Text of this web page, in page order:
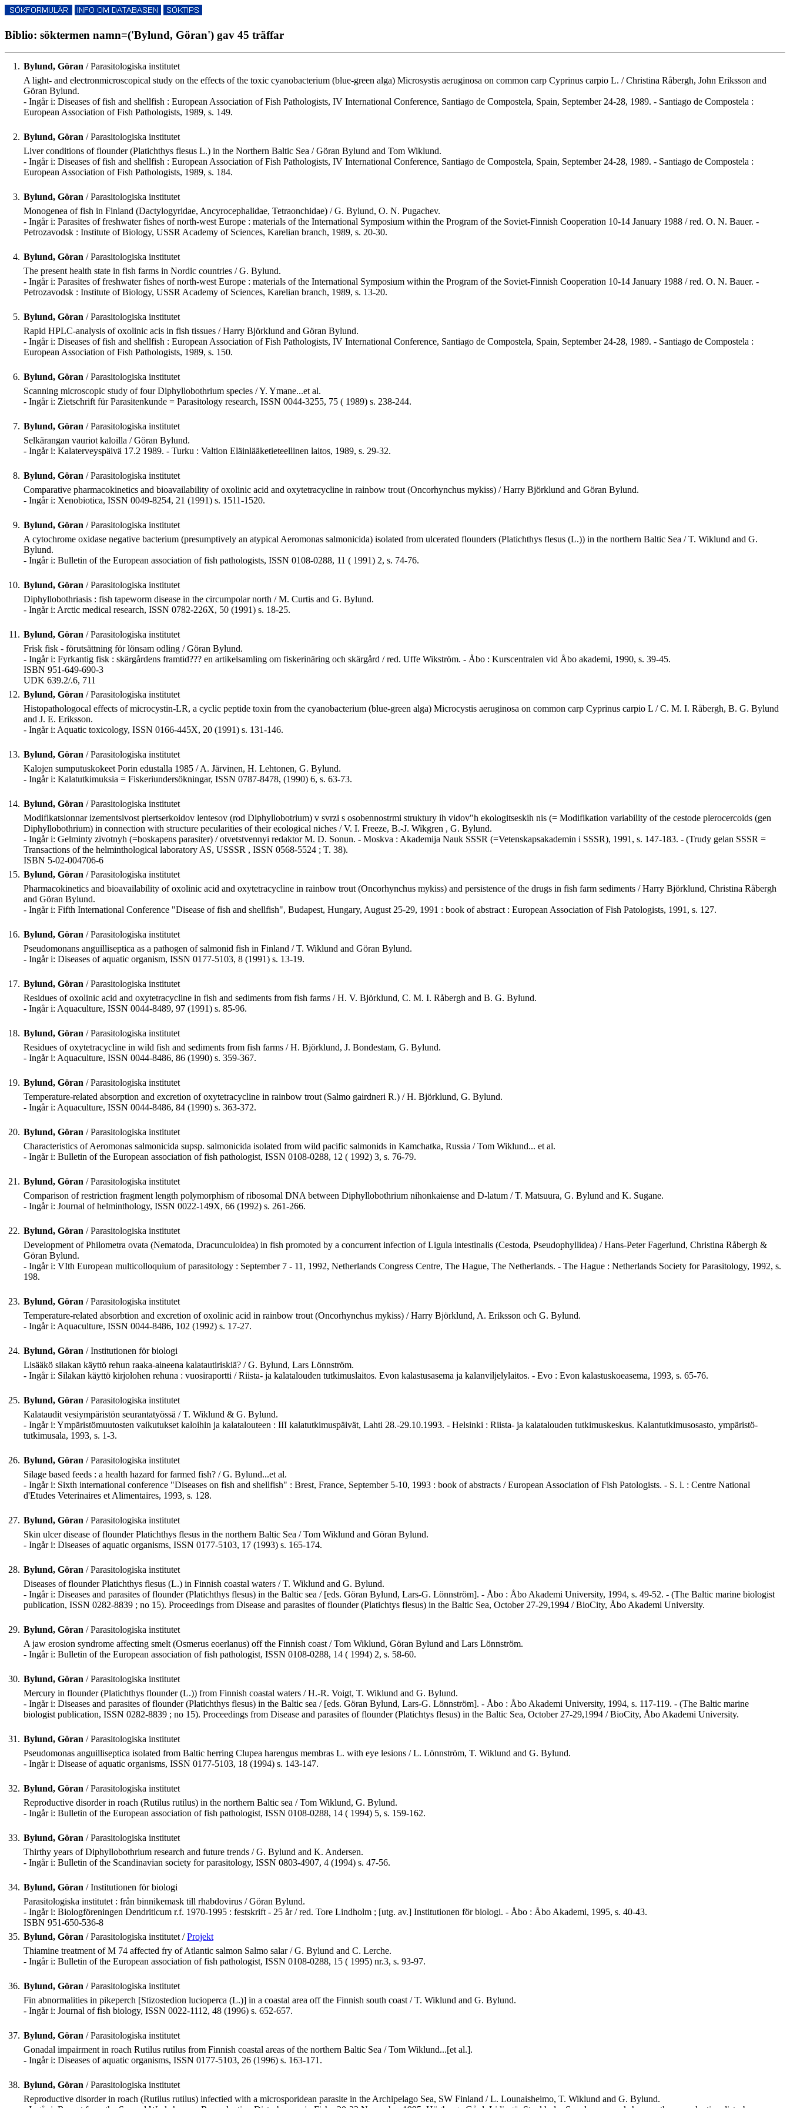
Biblio: söktermen namn=('Bylund, Göran') gav 45 träffar
1. Bylund, Göran / Parasitologiska institutet
A light- and electronmicroscopical study on the effects of the toxic cyanobacterium (blue-green alga) Microsystis aeruginosa on common carp Cyprinus carpio L. / Christina Råbergh, John Eriksson and
Göran Bylund.
- Ingår i: Diseases of fish and shellfish : European Association of Fish Pathologists, IV International Conference, Santiago de Compostela, Spain, September 24-28, 1989. - Santiago de Compostela :
European Association of Fish Pathologists, 1989, s. 149.
2. Bylund, Göran / Parasitologiska institutet
Liver conditions of flounder (Platichthys flesus L.) in the Northern Baltic Sea / Göran Bylund and Tom Wiklund.
- Ingår i: Diseases of fish and shellfish : European Association of Fish Pathologists, IV International Conference, Santiago de Compostela, Spain, September 24-28, 1989. - Santiago de Compostela :
European Association of Fish Pathologists, 1989, s. 184.
3. Bylund, Göran / Parasitologiska institutet
Monogenea of fish in Finland (Dactylogyridae, Ancyrocephalidae, Tetraonchidae) / G. Bylund, O. N. Pugachev.
- Ingår i: Parasites of freshwater fishes of north-west Europe : materials of the International Symposium within the Program of the Soviet-Finnish Cooperation 10-14 January 1988 / red. O. N. Bauer. -
Petrozavodsk : Institute of Biology, USSR Academy of Sciences, Karelian branch, 1989, s. 20-30.
4. Bylund, Göran / Parasitologiska institutet
The present health state in fish farms in Nordic countries / G. Bylund.
- Ingår i: Parasites of freshwater fishes of north-west Europe : materials of the International Symposium within the Program of the Soviet-Finnish Cooperation 10-14 January 1988 / red. O. N. Bauer. -
Petrozavodsk : Institute of Biology, USSR Academy of Sciences, Karelian branch, 1989, s. 13-20.
5. Bylund, Göran / Parasitologiska institutet
Rapid HPLC-analysis of oxolinic acis in fish tissues / Harry Björklund and Göran Bylund.
- Ingår i: Diseases of fish and shellfish : European Association of Fish Pathologists, IV International Conference, Santiago de Compostela, Spain, September 24-28, 1989. - Santiago de Compostela :
European Association of Fish Pathologists, 1989, s. 150.
6. Bylund, Göran / Parasitologiska institutet
Scanning microscopic study of four Diphyllobothrium species / Y. Ymane...et al.
- Ingår i: Zietschrift für Parasitenkunde = Parasitology research, ISSN 0044-3255, 75 ( 1989) s. 238-244.
7. Bylund, Göran / Parasitologiska institutet
Selkärangan vauriot kaloilla / Göran Bylund.
- Ingår i: Kalaterveyspäivä 17.2 1989. - Turku : Valtion Eläinlääketieteellinen laitos, 1989, s. 29-32.
8. Bylund, Göran / Parasitologiska institutet
Comparative pharmacokinetics and bioavailability of oxolinic acid and oxytetracycline in rainbow trout (Oncorhynchus mykiss) / Harry Björklund and Göran Bylund.
- Ingår i: Xenobiotica, ISSN 0049-8254, 21 (1991) s. 1511-1520.
9. Bylund, Göran / Parasitologiska institutet
A cytochrome oxidase negative bacterium (presumptively an atypical Aeromonas salmonicida) isolated from ulcerated flounders (Platichthys flesus (L.)) in the northern Baltic Sea / T. Wiklund and G.
Bylund.
- Ingår i: Bulletin of the European association of fish pathologists, ISSN 0108-0288, 11 ( 1991) 2, s. 74-76.
10. Bylund, Göran / Parasitologiska institutet
Diphyllobothriasis : fish tapeworm disease in the circumpolar north / M. Curtis and G. Bylund.
- Ingår i: Arctic medical research, ISSN 0782-226X, 50 (1991) s. 18-25.
11. Bylund, Göran / Parasitologiska institutet
Frisk fisk - förutsättning för lönsam odling / Göran Bylund.
- Ingår i: Fyrkantig fisk : skärgårdens framtid??? en artikelsamling om fiskerinäring och skärgård / red. Uffe Wikström. - Åbo : Kurscentralen vid Åbo akademi, 1990, s. 39-45.
ISBN 951-649-690-3
UDK 639.2/.6, 711
12. Bylund, Göran / Parasitologiska institutet
Histopathologocal effects of microcystin-LR, a cyclic peptide toxin from the cyanobacterium (blue-green alga) Microcystis aeruginosa on common carp Cyprinus carpio L / C. M. I. Råbergh, B. G. Bylund
and J. E. Eriksson.
- Ingår i: Aquatic toxicology, ISSN 0166-445X, 20 (1991) s. 131-146.
13. Bylund, Göran / Parasitologiska institutet
Kalojen sumputuskokeet Porin edustalla 1985 / A. Järvinen, H. Lehtonen, G. Bylund.
- Ingår i: Kalatutkimuksia = Fiskeriundersökningar, ISSN 0787-8478, (1990) 6, s. 63-73.
14. Bylund, Göran / Parasitologiska institutet
Modifikatsionnar izementsivost plertserkoidov lentesov (rod Diphyllobotrium) v svrzi s osobennostrmi struktury ih vidov"h ekologitseskih nis (= Modifikation variability of the cestode plerocercoids (gen
Diphyllobothrium) in connection with structure pecularities of their ecological niches / V. I. Freeze, B.-J. Wikgren , G. Bylund.
- Ingår i: Gelminty zivotnyh (=boskapens parasiter) / otvetstvennyi redaktor M. D. Sonun. - Moskva : Akademija Nauk SSSR (=Vetenskapsakademin i SSSR), 1991, s. 147-183. - (Trudy gelan SSSR =
Transactions of the helminthological laboratory AS, USSSR , ISSN 0568-5524 ; T. 38).
ISBN 5-02-004706-6
15. Bylund, Göran / Parasitologiska institutet
Pharmacokinetics and bioavailability of oxolinic acid and oxytetracycline in rainbow trout (Oncorhynchus mykiss) and persistence of the drugs in fish farm sediments / Harry Björklund, Christina Råbergh
and Göran Bylund.
- Ingår i: Fifth International Conference "Disease of fish and shellfish", Budapest, Hungary, August 25-29, 1991 : book of abstract : European Association of Fish Patologists, 1991, s. 127.
16. Bylund, Göran / Parasitologiska institutet
Pseudomonans anguilliseptica as a pathogen of salmonid fish in Finland / T. Wiklund and Göran Bylund.
- Ingår i: Diseases of aquatic organism, ISSN 0177-5103, 8 (1991) s. 13-19.
17. Bylund, Göran / Parasitologiska institutet
Residues of oxolinic acid and oxytetracycline in fish and sediments from fish farms / H. V. Björklund, C. M. I. Råbergh and B. G. Bylund.
- Ingår i: Aquaculture, ISSN 0044-8489, 97 (1991) s. 85-96.
18. Bylund, Göran / Parasitologiska institutet
Residues of oxytetracycline in wild fish and sediments from fish farms / H. Björklund, J. Bondestam, G. Bylund.
- Ingår i: Aquaculture, ISSN 0044-8486, 86 (1990) s. 359-367.
19. Bylund, Göran / Parasitologiska institutet
Temperature-related absorption and excretion of oxytetracycline in rainbow trout (Salmo gairdneri R.) / H. Björklund, G. Bylund.
- Ingår i: Aquaculture, ISSN 0044-8486, 84 (1990) s. 363-372.
20. Bylund, Göran / Parasitologiska institutet
Characteristics of Aeromonas salmonicida supsp. salmonicida isolated from wild pacific salmonids in Kamchatka, Russia / Tom Wiklund... et al.
- Ingår i: Bulletin of the European association of fish pathologist, ISSN 0108-0288, 12 ( 1992) 3, s. 76-79.
21. Bylund, Göran / Parasitologiska institutet
Comparison of restriction fragment length polymorphism of ribosomal DNA between Diphyllobothrium nihonkaiense and D-latum / T. Matsuura, G. Bylund and K. Sugane.
- Ingår i: Journal of helminthology, ISSN 0022-149X, 66 (1992) s. 261-266.
22. Bylund, Göran / Parasitologiska institutet
Development of Philometra ovata (Nematoda, Dracunculoidea) in fish promoted by a concurrent infection of Ligula intestinalis (Cestoda, Pseudophyllidea) / Hans-Peter Fagerlund, Christina Råbergh &
Göran Bylund.
- Ingår i: VIth European multicolloquium of parasitology : September 7 - 11, 1992, Netherlands Congress Centre, The Hague, The Netherlands. - The Hague : Netherlands Society for Parasitology, 1992, s.
198.
23. Bylund, Göran / Parasitologiska institutet
Temperature-related absorbtion and excretion of oxolinic acid in rainbow trout (Oncorhynchus mykiss) / Harry Björklund, A. Eriksson och G. Bylund.
- Ingår i: Aquaculture, ISSN 0044-8486, 102 (1992) s. 17-27.
24. Bylund, Göran / Institutionen för biologi
Lisääkö silakan käyttö rehun raaka-aineena kalatautiriskiä? / G. Bylund, Lars Lönnström.
- Ingår i: Silakan käyttö kirjolohen rehuna : vuosiraportti / Riista- ja kalatalouden tutkimuslaitos. Evon kalastusasema ja kalanviljelylaitos. - Evo : Evon kalastuskoeasema, 1993, s. 65-76.
25. Bylund, Göran / Parasitologiska institutet
Kalataudit vesiympäristön seurantatyössä / T. Wiklund & G. Bylund.
- Ingår i: Ympäristömuutosten vaikutukset kaloihin ja kalatalouteen : III kalatutkimuspäivät, Lahti 28.-29.10.1993. - Helsinki : Riista- ja kalatalouden tutkimuskeskus. Kalantutkimusosasto, ympäristö-
tutkimusala, 1993, s. 1-3.
26. Bylund, Göran / Parasitologiska institutet
Silage based feeds : a health hazard for farmed fish? / G. Bylund...et al.
- Ingår i: Sixth international conference "Diseases on fish and shellfish" : Brest, France, September 5-10, 1993 : book of abstracts / European Association of Fish Patologists. - S. l. : Centre National
d'Etudes Veterinaires et Alimentaires, 1993, s. 128.
27. Bylund, Göran / Parasitologiska institutet
Skin ulcer disease of flounder Platichthys flesus in the northern Baltic Sea / Tom Wiklund and Göran Bylund.
- Ingår i: Diseases of aquatic organisms, ISSN 0177-5103, 17 (1993) s. 165-174.
28. Bylund, Göran / Parasitologiska institutet
Diseases of flounder Platichthys flesus (L.) in Finnish coastal waters / T. Wiklund and G. Bylund.
- Ingår i: Diseases and parasites of flounder (Platichthys flesus) in the Baltic sea / [eds. Göran Bylund, Lars-G. Lönnström]. - Åbo : Åbo Akademi University, 1994, s. 49-52. - (The Baltic marine biologist
publication, ISSN 0282-8839 ; no 15). Proceedings from Disease and parasites of flounder (Platichtys flesus) in the Baltic Sea, October 27-29,1994 / BioCity, Åbo Akademi University.
29. Bylund, Göran / Parasitologiska institutet
A jaw erosion syndrome affecting smelt (Osmerus eoerlanus) off the Finnish coast / Tom Wiklund, Göran Bylund and Lars Lönnström.
- Ingår i: Bulletin of the European association of fish pathologist, ISSN 0108-0288, 14 ( 1994) 2, s. 58-60.
30. Bylund, Göran / Parasitologiska institutet
Mercury in flounder (Platichthys flounder (L.)) from Finnish coastal waters / H.-R. Voigt, T. Wiklund and G. Bylund.
- Ingår i: Diseases and parasites of flounder (Platichthys flesus) in the Baltic sea / [eds. Göran Bylund, Lars-G. Lönnström]. - Åbo : Åbo Akademi University, 1994, s. 117-119. - (The Baltic marine
biologist publication, ISSN 0282-8839 ; no 15). Proceedings from Disease and parasites of flounder (Platichtys flesus) in the Baltic Sea, October 27-29,1994 / BioCity, Åbo Akademi University.
31. Bylund, Göran / Parasitologiska institutet
Pseudomonas anguilliseptica isolated from Baltic herring Clupea harengus membras L. with eye lesions / L. Lönnström, T. Wiklund and G. Bylund.
- Ingår i: Disease of aquatic organisms, ISSN 0177-5103, 18 (1994) s. 143-147.
32. Bylund, Göran / Parasitologiska institutet
Reproductive disorder in roach (Rutilus rutilus) in the northern Baltic sea / Tom Wiklund, G. Bylund.
- Ingår i: Bulletin of the European association of fish pathologist, ISSN 0108-0288, 14 ( 1994) 5, s. 159-162.
33. Bylund, Göran / Parasitologiska institutet
Thirthy years of Diphyllobothrium research and future trends / G. Bylund and K. Andersen.
- Ingår i: Bulletin of the Scandinavian society for parasitology, ISSN 0803-4907, 4 (1994) s. 47-56.
34. Bylund, Göran / Institutionen för biologi
Parasitologiska institutet : från binnikemask till rhabdovirus / Göran Bylund.
- Ingår i: Biologföreningen Dendriticum r.f. 1970-1995 : festskrift - 25 år / red. Tore Lindholm ; [utg. av.] Institutionen för biologi. - Åbo : Åbo Akademi, 1995, s. 40-43.
ISBN 951-650-536-8
35. Bylund, Göran / Parasitologiska institutet /Projekt
Thiamine treatment of M 74 affected fry of Atlantic salmon Salmo salar / G. Bylund and C. Lerche.
- Ingår i: Bulletin of the European association of fish pathologist, ISSN 0108-0288, 15 ( 1995) nr.3, s. 93-97.
36. Bylund, Göran / Parasitologiska institutet
Fin abnormalities in pikeperch [Stizostedion lucioperca (L.)] in a coastal area off the Finnish south coast / T. Wiklund and G. Bylund.
- Ingår i: Journal of fish biology, ISSN 0022-1112, 48 (1996) s. 652-657.
37. Bylund, Göran / Parasitologiska institutet
Gonadal impairment in roach Rutilus rutilus from Finnish coastal areas of the northern Baltic Sea / Tom Wiklund...[et al.].
- Ingår i: Diseases of aquatic organisms, ISSN 0177-5103, 26 (1996) s. 163-171.
38. Bylund, Göran / Parasitologiska institutet
Reproductive disorder in roach (Rutilus rutilus) infectied with a microsporidean parasite in the Archipelago Sea, SW Finland / L. Lounaisheimo, T. Wiklund and G. Bylund.